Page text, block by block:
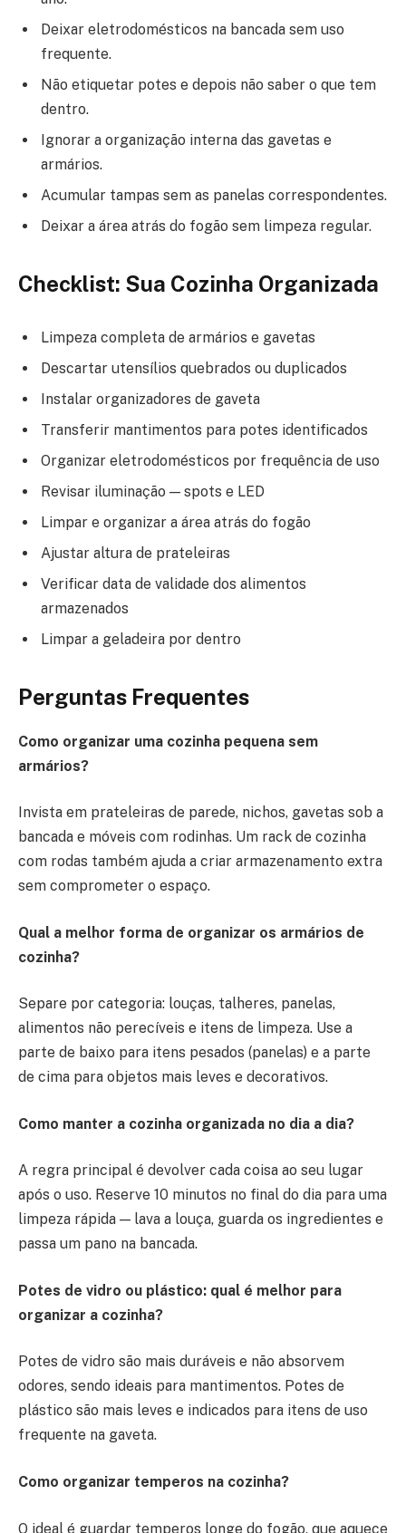
Deixar eletrodomésticos na bancada sem uso
frequente.
Não etiquetar potes e depois não saber o que tem
dentro.
Ignorar a organização interna das gavetas e
armários.
Acumular tampas sem as panelas correspondentes.
Deixar a área atrás do fogão sem limpeza regular.
Checklist: Sua Cozinha Organizada
Limpeza completa de armários e gavetas
Descartar utensílios quebrados ou duplicados
Instalar organizadores de gaveta
Transferir mantimentos para potes identificados
Organizar eletrodomésticos por frequência de uso
Revisar iluminação — spots e LED
Limpar e organizar a área atrás do fogão
Ajustar altura de prateleiras
Verificar data de validade dos alimentos
armazenados
Limpar a geladeira por dentro
Perguntas Frequentes
Como organizar uma cozinha pequena sem
armários?
Invista em prateleiras de parede, nichos, gavetas sob a
bancada e móveis com rodinhas. Um rack de cozinha
com rodas também ajuda a criar armazenamento extra
sem comprometer o espaço.
Qual a melhor forma de organizar os armários de
cozinha?
Separe por categoria: louças, talheres, panelas,
alimentos não perecíveis e itens de limpeza. Use a
parte de baixo para itens pesados (panelas) e a parte
de cima para objetos mais leves e decorativos.
Como manter a cozinha organizada no dia a dia?
A regra principal é devolver cada coisa ao seu lugar
após o uso. Reserve 10 minutos no final do dia para uma
limpeza rápida — lava a louça, guarda os ingredientes e
passa um pano na bancada.
Potes de vidro ou plástico: qual é melhor para
organizar a cozinha?
Potes de vidro são mais duráveis e não absorvem
odores, sendo ideais para mantimentos. Potes de
plástico são mais leves e indicados para itens de uso
frequente na gaveta.
Como organizar temperos na cozinha?
O ideal é guardar temperos longe do fogão, que aquece